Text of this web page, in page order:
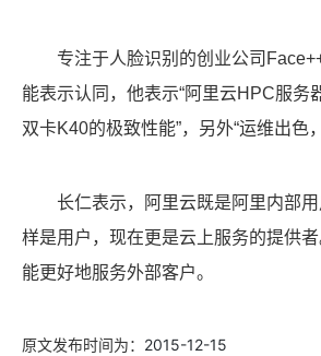
专注于人脸识别的创业公司
能表示认同，他表示“阿里云HPC服务
双卡K40的极致性能”，另外“运维出色
长仁表示，阿里云既是阿里内部用
样是用户，现在更是云上服务的提供
能更好地服务外部客户。
原文发布时间为： 2015-12-15